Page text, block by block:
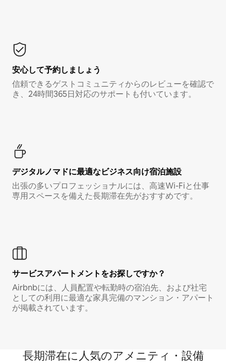
安心して予約しましょう
信頼できるゲストコミュニティからのレビューを確認で
き、24時間365日対応のサポートも付いています。
デジタルノマド⁠に最⁠適⁠なビ⁠ジ⁠ネ⁠ス⁠向⁠け宿⁠泊⁠施⁠設
出張の多いプロフェッショナルには、高速Wi-Fiと仕事
専用スペースを備えた長期滞在先がおすすめです。
サービスアパートメントをお探しですか？
Airbnbには、人員配置や転勤時の宿泊先、および社宅
としての利用に最適な家具完備のマンション・アパート
が掲載されています。
長期滞在に人気のアメニティ・設備